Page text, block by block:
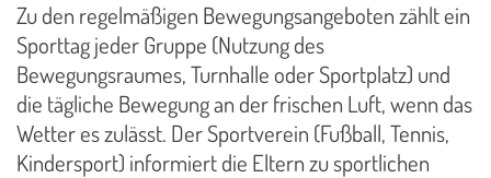
Zu den regelmäßigen Bewegungsangeboten zählt ein
Sporttag jeder Gruppe (Nutzung des
Bewegungsraumes, Turnhalle oder Sportplatz) und
die tägliche Bewegung an der frischen Luft, wenn das
Wetter es zulässt. Der Sportverein (Fußball, Tennis,
Kindersport) informiert die Eltern zu sportlichen